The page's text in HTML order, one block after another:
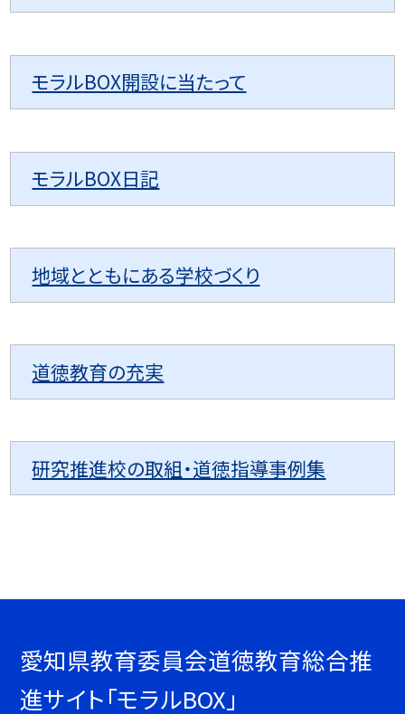
モラルBOX開設に当たって
モラルBOX日記
地域とともにある学校づくり
道徳教育の充実
研究推進校の取組・道徳指導事例集
愛知県教育委員会道徳教育総合推
進サイト「モラルBOX」